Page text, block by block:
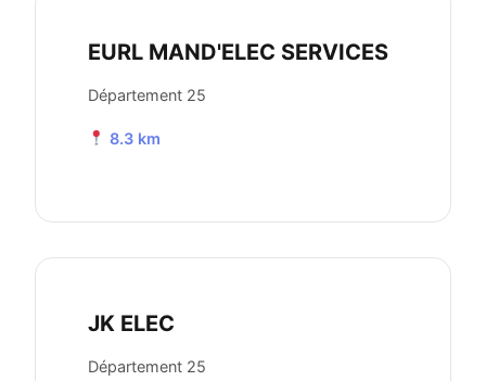
EURL MAND'ELEC SERVICES
Département 25
8.3 km
JK ELEC
Département 25